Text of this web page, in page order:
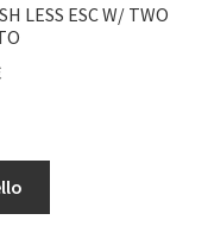
LESS ESC W/ TWO
Il
è:
50,99€.